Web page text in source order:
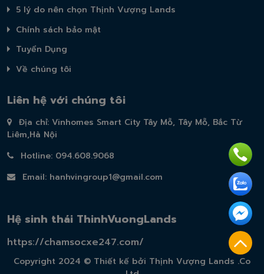
5 lý do nên chọn Thịnh Vượng Lands
Chính sách bảo mật
Tuyển Dụng
Về chúng tôi
Liên hệ với chúng tôi
Địa chỉ: Vinhomes Smart City Tây Mỗ, Tây Mỗ, Bắc Từ
Liêm,Hà Nội
Hotline: 094.608.9068
Email: hanhvingroup1@gmail.com
Hệ sinh thái ThinhVuongLands
https://chamsocxe247.com/
Copyright 2024 © Thiết kế bởi Thịnh Vượng Lands .Co